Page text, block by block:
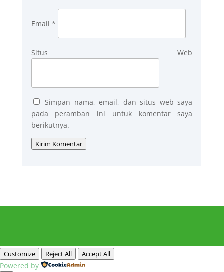
Email *
Situs Web
Simpan nama, email, dan situs web saya
pada peramban ini untuk komentar saya
berikutnya.
Kirim Komentar
Customize Reject All Accept All
Powered by